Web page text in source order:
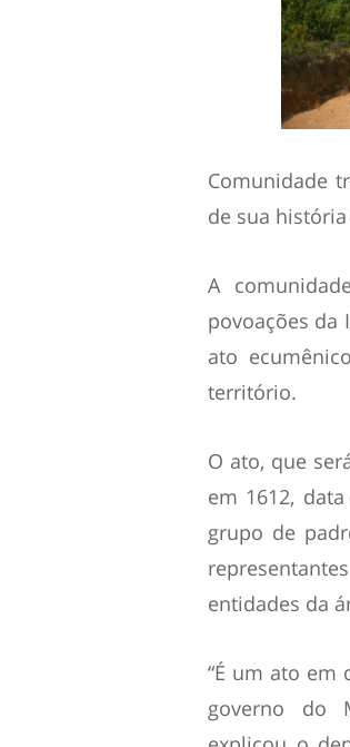
Comunidade
de sua história
A
povoações da
ato
território.
O ato, que
em 1612,
grupo de
entidades da
“É um ato em
governo do